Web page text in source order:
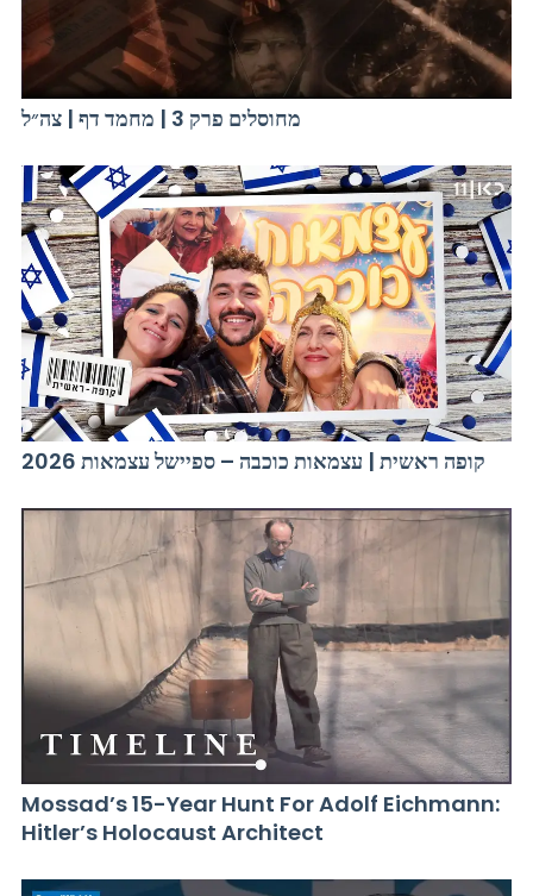
מחוסלים פרק 3 | מחמד דף | צה״ל
קופה ראשית | עצמאות כוכבה – ספיישל עצמאות 2026
Mossad’s 15-Year Hunt For Adolf Eichmann:
Hitler’s Holocaust Architect